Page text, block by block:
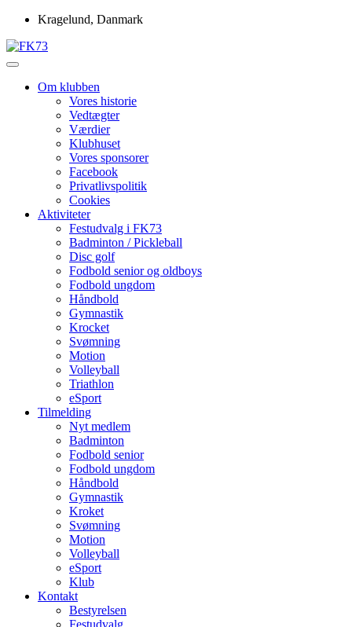
Skip
content
Kragelund, Danmark
FK73
Om klubben
Vores historie
Vedtægter
Værdier
Klubhuset
Vores sponsorer
Facebook
Privatlivspolitik
Cookies
Aktiviteter
Festudvalg i FK73
Badminton / Pickleball
Disc golf
Fodbold senior og oldboys
Fodbold ungdom
Håndbold
Gymnastik
Krocket
Svømning
Motion
Volleyball
Triathlon
eSport
Tilmelding
Nyt medlem
Badminton
Fodbold senior
Fodbold ungdom
Håndbold
Gymnastik
Kroket
Svømning
Motion
Volleyball
eSport
Klub
Kontakt
Bestyrelsen
Festudvalg